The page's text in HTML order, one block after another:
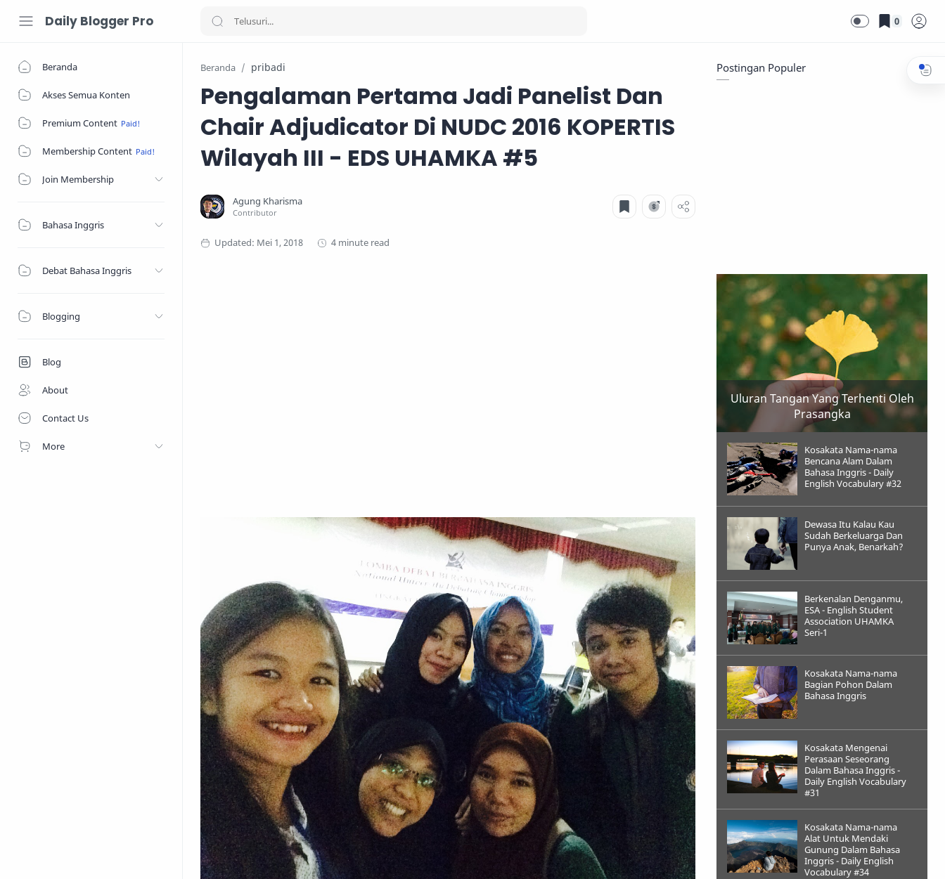
Daily Blogger Pro 0
Beranda
Akses Semua Konten
Premium Content
Membership Content
Join Membership
Bahasa Inggris
Debat Bahasa Inggris
Blogging
Blog
About
Contact Us
More
Beranda pribadi
Pengalaman Pertama Jadi Panelist Dan
Chair Adjudicator Di NUDC 2016 KOPERTIS
Wilayah III - EDS UHAMKA #5
4 minute read
Postingan Populer
Uluran Tangan Yang Terhenti Oleh
Prasangka
Kosakata Nama-nama
Bencana Alam Dalam
Bahasa Inggris - Daily
English Vocabulary #32
Dewasa Itu Kalau Kau
Sudah Berkeluarga Dan
Punya Anak, Benarkah?
Berkenalan Denganmu,
ESA - English Student
Association UHAMKA
Seri-1
Kosakata Nama-nama
Bagian Pohon Dalam
Bahasa Inggris
Kosakata Mengenai
Perasaan Seseorang
Dalam Bahasa Inggris -
Daily English Vocabulary
#31
Kosakata Nama-nama
Alat Untuk Mendaki
Gunung Dalam Bahasa
Inggris - Daily English
Vocabulary #34